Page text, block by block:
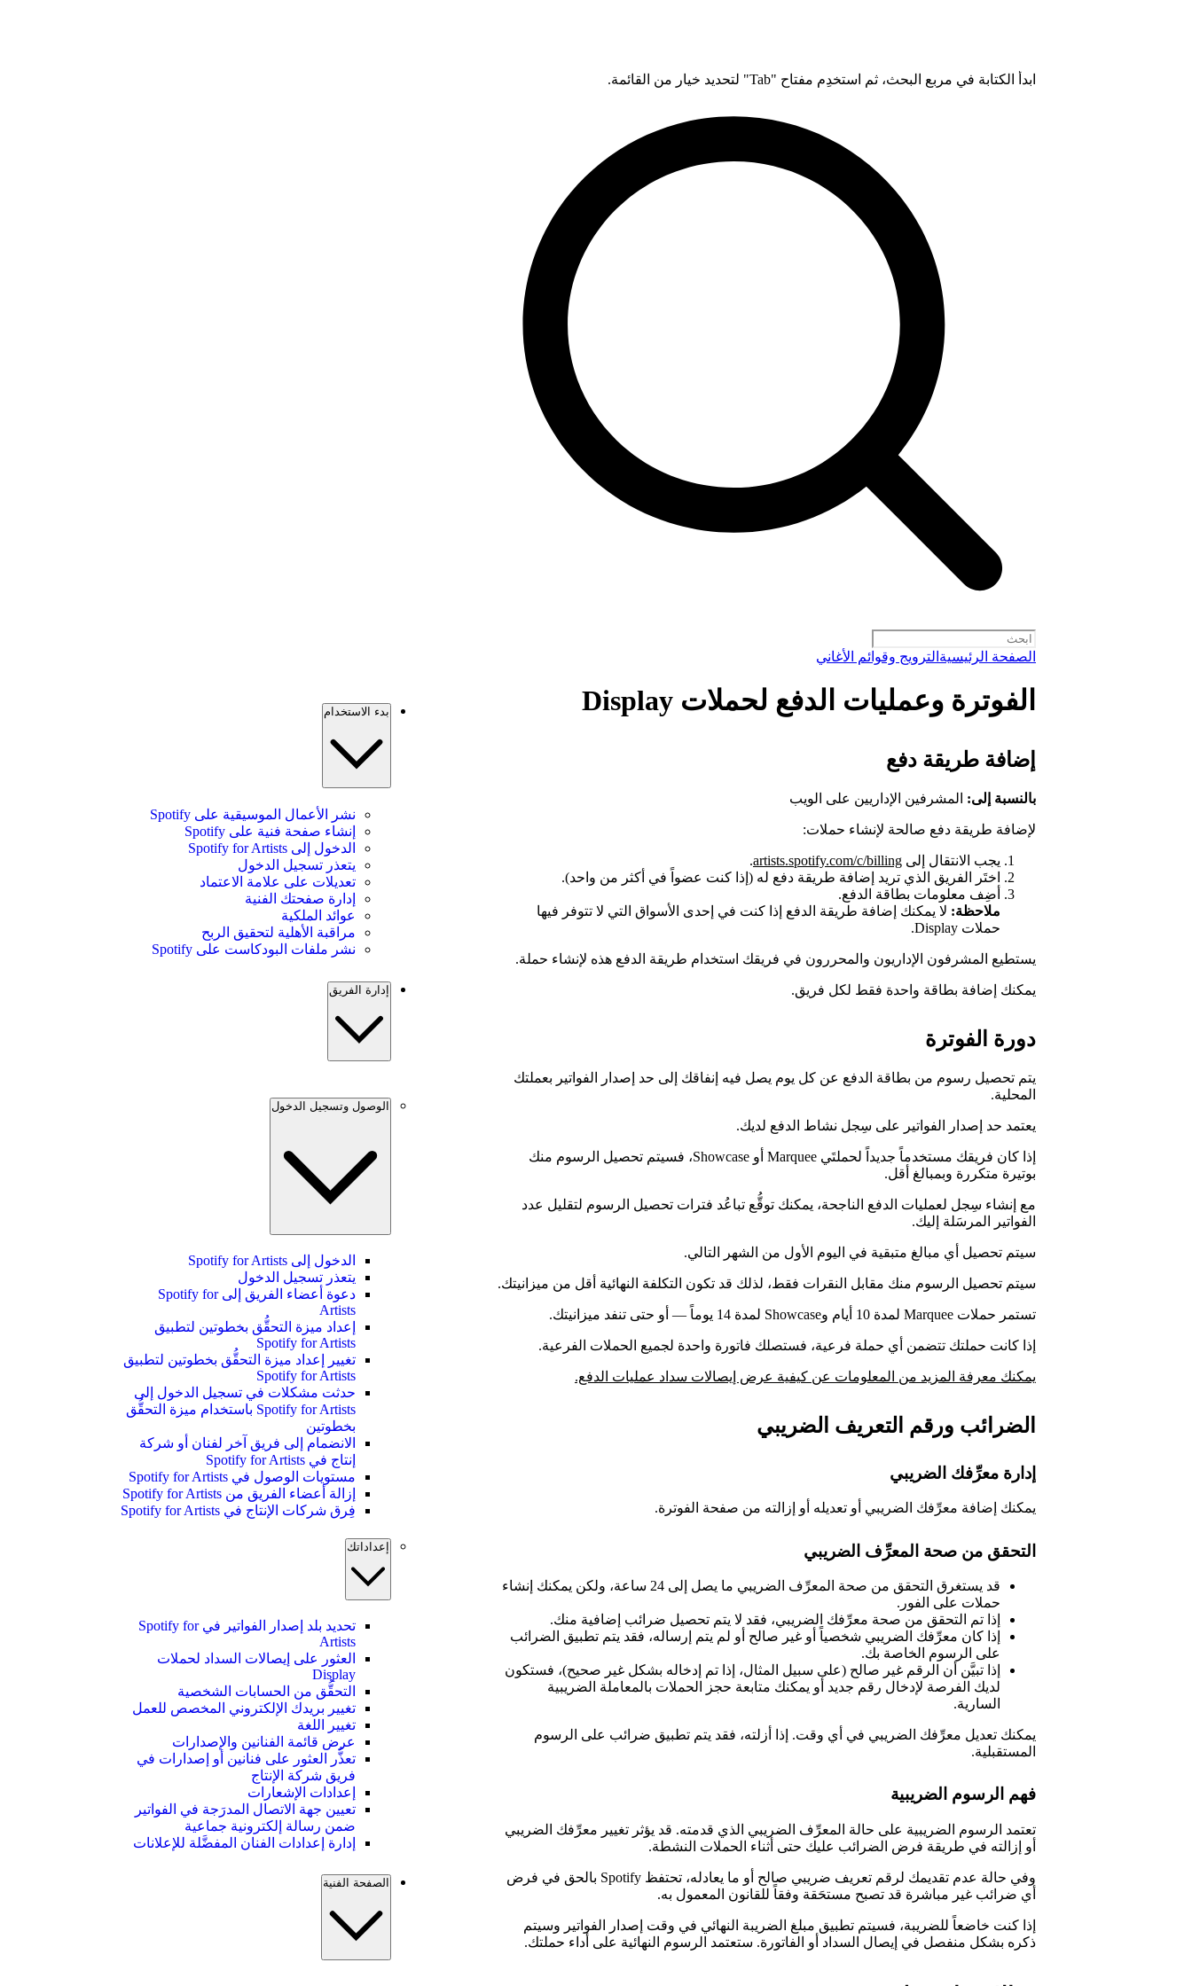
ابدأ الكتابة في مربع البحث، ثم استخدِم مفتاح "Tab" لتحديد خيار من القائمة.
الصفحة الرئيسية الترويج وقوائم الأغاني
الفوترة وعمليات الدفع لحملات Display
إضافة طريقة دفع
بالنسبة إلى: المشرفين الإداريين على الويب
لإضافة طريقة دفع صالحة لإنشاء حملات:
يجب الانتقال إلى artists.spotify.com/c/billing
.
اختَر الفريق الذي تريد إضافة طريقة دفع له (إذا كنت عضواً في أكثر من واحد).
أضِف معلومات بطاقة الدفع.
ملاحظة: لا يمكنك إضافة طريقة الدفع إذا كنت في إحدى الأسواق التي لا تتوفر فيها
حملات Display.
يستطيع المشرفون الإداريون والمحررون في فريقك استخدام طريقة الدفع هذه لإنشاء حملة.
يمكنك إضافة بطاقة واحدة فقط لكل فريق.
دورة الفوترة
يتم تحصيل رسوم من بطاقة الدفع عن كل يوم يصل فيه إنفاقك إلى حد إصدار الفواتير بعملتك
المحلية.
يعتمد حد إصدار الفواتير على سِجل نشاط الدفع لديك.
إذا كان فريقك مستخدماً جديداً لحملتَي Marquee أو Showcase، فسيتم تحصيل الرسوم منك
بوتيرة متكررة وبمبالغ أقل.
مع إنشاء سِجل لعمليات الدفع الناجحة، يمكنك توقُّع تباعُد فترات تحصيل الرسوم لتقليل عدد
الفواتير المرسَلة إليك.
سيتم تحصيل أي مبالغ متبقية في اليوم الأول من الشهر التالي.
سيتم تحصيل الرسوم منك مقابل النقرات فقط، لذلك قد تكون التكلفة النهائية أقل من ميزانيتك.
تستمر حملات Marquee لمدة 10 أيام وShowcase لمدة 14 يوماً — أو حتى تنفد ميزانيتك.
إذا كانت حملتك تتضمن أي حملة فرعية، فستصلك فاتورة واحدة لجميع الحملات الفرعية.
يمكنك معرفة المزيد من المعلومات عن كيفية عرض إيصالات سداد عمليات الدفع.
الضرائب ورقم التعريف الضريبي
إدارة معرِّفك الضريبي
يمكنك إضافة معرِّفك الضريبي أو تعديله أو إزالته من صفحة الفوترة.
التحقق من صحة المعرِّف الضريبي
قد يستغرق التحقق من صحة المعرِّف الضريبي ما يصل إلى 24 ساعة، ولكن يمكنك إنشاء
حملات على الفور.
إذا تم التحقق من صحة معرِّفك الضريبي، فقد لا يتم تحصيل ضرائب إضافية منك.
إذا كان معرِّفك الضريبي شخصياً أو غير صالح أو لم يتم إرساله، فقد يتم تطبيق الضرائب
على الرسوم الخاصة بك.
إذا تبيَّن أن الرقم غير صالح (على سبيل المثال، إذا تم إدخاله بشكل غير صحيح)، فستكون
لديك الفرصة لإدخال رقم جديد أو يمكنك متابعة حجز الحملات بالمعاملة الضريبية
السارية.
يمكنك تعديل معرِّفك الضريبي في أي وقت. إذا أزلته، فقد يتم تطبيق ضرائب على الرسوم
المستقبلية.
فهم الرسوم الضريبية
تعتمد الرسوم الضريبية على حالة المعرِّف الضريبي الذي قدمته. قد يؤثر تغيير معرِّفك الضريبي
أو إزالته في طريقة فرض الضرائب عليك حتى أثناء الحملات النشطة.
وفي حالة عدم تقديمك لرقم تعريف ضريبي صالح أو ما يعادله، تحتفظ Spotify بالحق في فرض
أي ضرائب غير مباشرة قد تصبح مستحَقة وفقاً للقانون المعمول به.
إذا كنت خاضعاً للضريبة، فسيتم تطبيق مبلغ الضريبة النهائي في وقت إصدار الفواتير وسيتم
ذكره بشكل منفصل في إيصال السداد أو الفاتورة. ستعتمد الرسوم النهائية على أداء حملتك.
بدء الاستخدام
نشر الأعمال الموسيقية على Spotify
إنشاء صفحة فنية على Spotify
الدخول إلى Spotify for Artists
يتعذر تسجيل الدخول
تعديلات على علامة الاعتماد
إدارة صفحتك الفنية
عوائد الملكية
مراقبة الأهلية لتحقيق الربح
نشر ملفات البودكاست على Spotify
إدارة الفريق
الوصول وتسجيل الدخول
الدخول إلى Spotify for Artists
يتعذر تسجيل الدخول
دعوة أعضاء الفريق إلى Spotify for
Artists
إعداد ميزة التحقُّق بخطوتين لتطبيق
Spotify for Artists
تغيير إعداد ميزة التحقُّق بخطوتين لتطبيق
Spotify for Artists
حدثت مشكلات في تسجيل الدخول إلى
Spotify for Artists باستخدام ميزة التحقُّق
بخطوتين
الانضمام إلى فريق آخر لفنان أو شركة
إنتاج في Spotify for Artists
مستويات الوصول في Spotify for Artists
إزالة أعضاء الفريق من Spotify for Artists
فِرق شركات الإنتاج في Spotify for Artists
إعداداتك
تحديد بلد إصدار الفواتير في Spotify for
Artists
العثور على إيصالات السداد لحملات
Display
التحقُّق من الحسابات الشخصية
تغيير بريدك الإلكتروني المخصص للعمل
تغيير اللغة
عرض قائمة الفنانين والإصدارات
تعذُّر العثور على فنانين أو إصدارات في
فريق شركة الإنتاج
إعدادات الإشعارات
تعيين جهة الاتصال المدرَجة في الفواتير
ضمن رسالة إلكترونية جماعية
إدارة إعدادات الفنان المفضَّلة للإعلانات
الصفحة الفنية